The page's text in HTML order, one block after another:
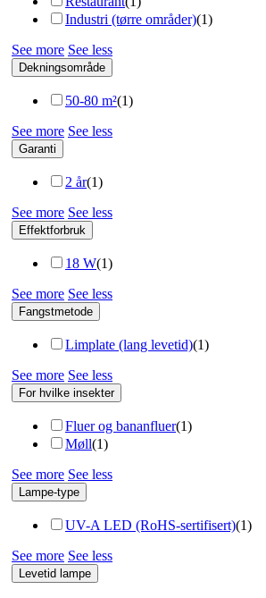
Industri (tørre områder)(1)
See more See less
Dekningsområde
50-80 m²(1)
See more See less
Garanti
2 år(1)
See more See less
Effektforbruk
18 W(1)
See more See less
Fangstmetode
Limplate (lang levetid)(1)
See more See less
For hvilke insekter
Fluer og bananfluer(1)
Møll(1)
See more See less
Lampe-type
UV-A LED (RoHS-sertifisert)(1)
See more See less
Levetid lampe